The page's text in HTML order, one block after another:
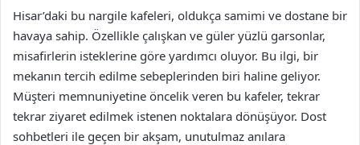
Hisar’daki bu nargile kafeleri, oldukça samimi ve dostane bir
havaya sahip. Özellikle çalışkan ve güler yüzlü garsonlar,
misafirlerin isteklerine göre yardımcı oluyor. Bu ilgi, bir
mekanın tercih edilme sebeplerinden biri haline geliyor.
Müşteri memnuniyetine öncelik veren bu kafeler, tekrar
tekrar ziyaret edilmek istenen noktalara dönüşüyor. Dost
sohbetleri ile geçen bir akşam, unutulmaz anılara